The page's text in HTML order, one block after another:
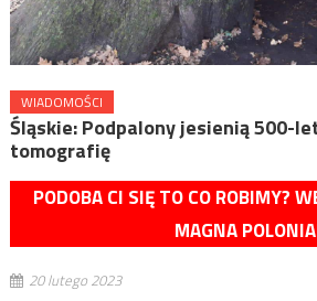
WIADOMOŚCI
Śląskie: Podpalony jesienią 500-
tomografię
PODOBA CI SIĘ TO CO ROBIMY?
MAGNA
20 lutego 2023